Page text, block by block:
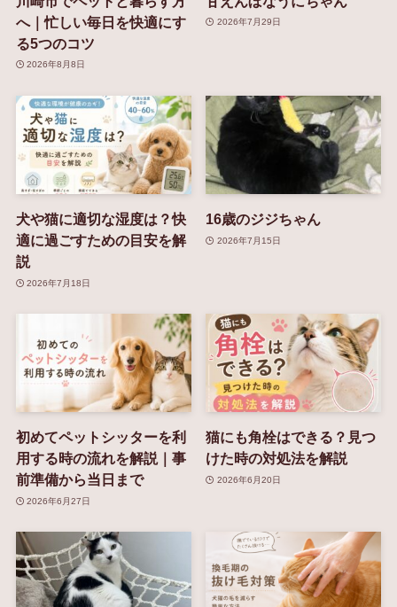
へ｜忙しい毎日を快適にす
る5つのコツ
2026年8月8日
2026年7月29日
犬や猫に適切な湿度は？快
適に過ごすための目安を解
説
2026年7月18日
16歳のジジちゃん
2026年7月15日
初めてペットシッターを利
用する時の流れを解説｜事
前準備から当日まで
2026年6月27日
猫にも角栓はできる？見つ
けた時の対処法を解説
2026年6月20日